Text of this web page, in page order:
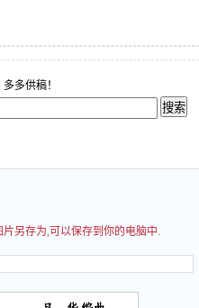
多供稿！
另存为,可以保存到你的电脑中.